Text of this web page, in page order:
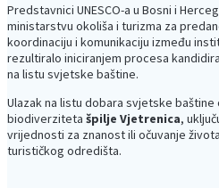
Predstavnici UNESCO-a u Bosni i
ministarstvu okoliša i turizma za
koordinaciju i komunikaciju između
rezultiralo iniciranjem procesa
na listu svjetske baštine.
Ulazak na listu dobara svjetske baštine
biodiverziteta špilje Vjetrenica,
vrijednosti za znanost ili očuvanje
turističkog odredišta.